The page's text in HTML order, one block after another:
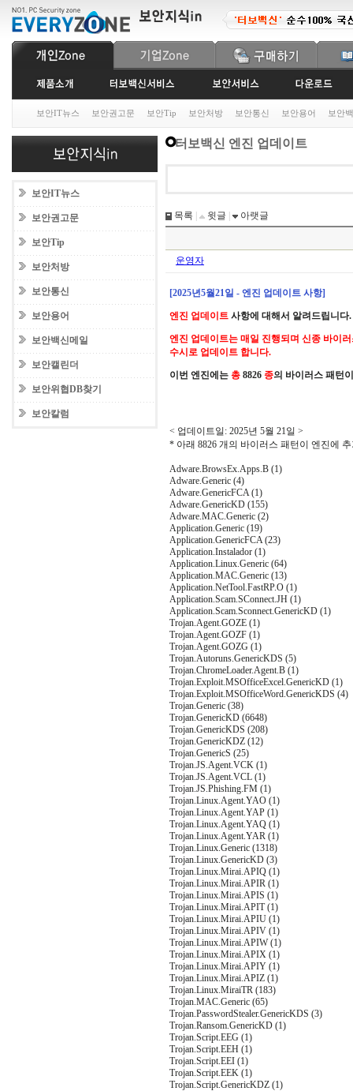
보안IT뉴스 보안권고문 보안Tip 보안처방 보안통신 보안용어 보안
보안IT뉴스
보안권고문
보안Tip
보안처방
보안통신
보안용어
보안백신메일
보안캘린더
보안위협DB찾기
보안칼럼
터보백신 엔진 업데이트
목록 윗글 아랫글
운영자
[2025년5월21일 - 엔진 업데이트 사항]
엔진 업데이트 사항에 대해서 알려드립니다.
엔진 업데이트는 매일 진행되며 신종 바이
수시로 업데이트 합니다.
이번 엔진에는 총 8826 종의 바이러스 패턴
< 업데이트일: 2025년 5월 21일 >
* 아래 8826 개의 바이러스 패턴이 엔진에
Adware.BrowsEx.Apps.B (1)
Adware.Generic (4)
Adware.GenericFCA (1)
Adware.GenericKD (155)
Adware.MAC.Generic (2)
Application.Generic (19)
Application.GenericFCA (23)
Application.Instalador (1)
Application.Linux.Generic (64)
Application.MAC.Generic (13)
Application.NetTool.FastRP.O (1)
Application.Scam.SConnect.JH (1)
Application.Scam.Sconnect.GenericKD (1)
Trojan.Agent.GOZE (1)
Trojan.Agent.GOZF (1)
Trojan.Agent.GOZG (1)
Trojan.Autoruns.GenericKDS (5)
Trojan.ChromeLoader.Agent.B (1)
Trojan.Exploit.MSOfficeExcel.GenericKD (1)
Trojan.Exploit.MSOfficeWord.GenericKDS (4)
Trojan.Generic (38)
Trojan.GenericKD (6648)
Trojan.GenericKDS (208)
Trojan.GenericKDZ (12)
Trojan.GenericS (25)
Trojan.JS.Agent.VCK (1)
Trojan.JS.Agent.VCL (1)
Trojan.JS.Phishing.FM (1)
Trojan.Linux.Agent.YAO (1)
Trojan.Linux.Agent.YAP (1)
Trojan.Linux.Agent.YAQ (1)
Trojan.Linux.Agent.YAR (1)
Trojan.Linux.Generic (1318)
Trojan.Linux.GenericKD (3)
Trojan.Linux.Mirai.APIQ (1)
Trojan.Linux.Mirai.APIR (1)
Trojan.Linux.Mirai.APIS (1)
Trojan.Linux.Mirai.APIT (1)
Trojan.Linux.Mirai.APIU (1)
Trojan.Linux.Mirai.APIV (1)
Trojan.Linux.Mirai.APIW (1)
Trojan.Linux.Mirai.APIX (1)
Trojan.Linux.Mirai.APIY (1)
Trojan.Linux.Mirai.APIZ (1)
Trojan.Linux.MiraiTR (183)
Trojan.MAC.Generic (65)
Trojan.PasswordStealer.GenericKDS (3)
Trojan.Ransom.GenericKD (1)
Trojan.Script.EEG (1)
Trojan.Script.EEH (1)
Trojan.Script.EEI (1)
Trojan.Script.EEK (1)
Trojan.Script.GenericKDZ (1)